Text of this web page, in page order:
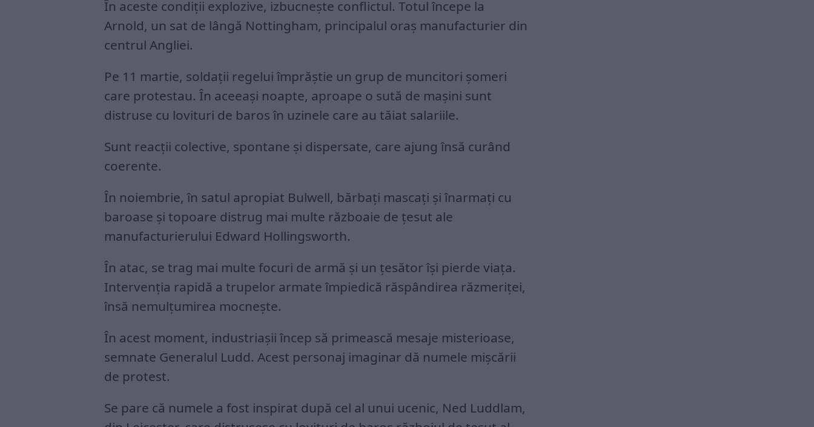
În aceste condiții explozive, izbucnește conflictul. Totul începe la
Arnold, un sat de lângă Nottingham, principalul oraș manufacturier din
centrul Angliei.
Pe 11 martie, soldații regelui împrăștie un grup de muncitori șomeri
care protestau. În aceeași noapte, aproape o sută de mașini sunt
distruse cu lovituri de baros în uzinele care au tăiat salariile.
Sunt reacții colective, spontane și dispersate, care ajung însă curând
coerente.
În noiembrie, în satul apropiat Bulwell, bărbați mascați și înarmați cu
baroase și topoare distrug mai multe războaie de țesut ale
manufacturierului Edward Hollingsworth.
În atac, se trag mai multe focuri de armă și un țesător își pierde viața.
Intervenția rapidă a trupelor armate împiedică răspândirea răzmeriței,
însă nemulțumirea mocnește.
În acest moment, industriașii încep să primească mesaje misterioase,
semnate Generalul Ludd. Acest personaj imaginar dă numele mișcării
de protest.
Se pare că numele a fost inspirat după cel al unui ucenic, Ned Luddlam,